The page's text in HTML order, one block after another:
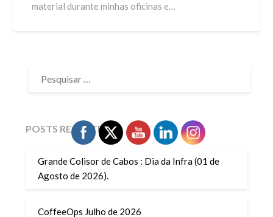
material durante minhas oficinas e…
POR:
POSTS RECENTES
Grande Colisor de Cabos : Dia da Infra (01 de
Agosto de 2026).
CoffeeOps Julho de 2026